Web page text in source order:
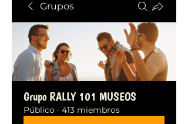
Grupos
Grupo RALLY 101 MUSEOS
Público · 413 miembros